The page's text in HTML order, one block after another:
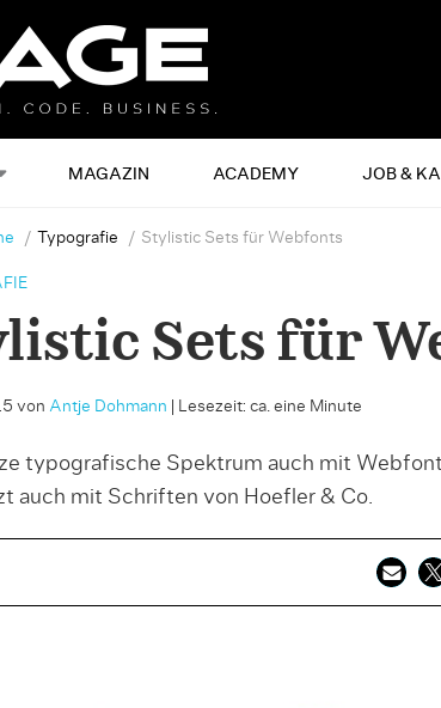
MAGAZIN ACADEMY JOB &
Typografie Stylistic Sets für Webfonts
Sets für
von Antje Dohmann Lesezeit: ca. eine Minute
typografische Spektrum auch mit
auch mit Schriften von Hoefler & Co.